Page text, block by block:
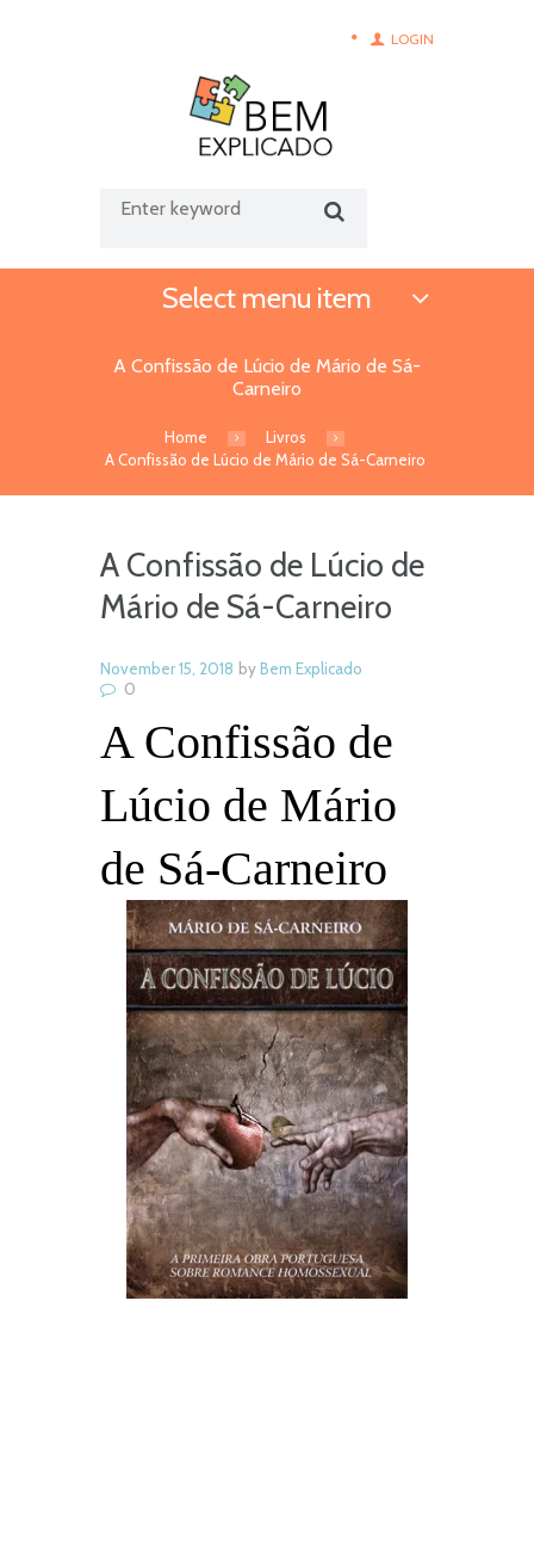
LOGIN
Select menu item
A Confissão de Lúcio de Mário de Sá-
Carneiro
Home
Livros
A Confissão de Lúcio de Mário de Sá-Carneiro
A Confissão de Lúcio de
Mário de Sá-Carneiro
November 15, 2018 byBem Explicado
0
A Confissão de
Lúcio de Mário
de Sá-Carneiro